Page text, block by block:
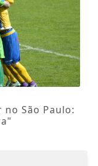
São Paulo: